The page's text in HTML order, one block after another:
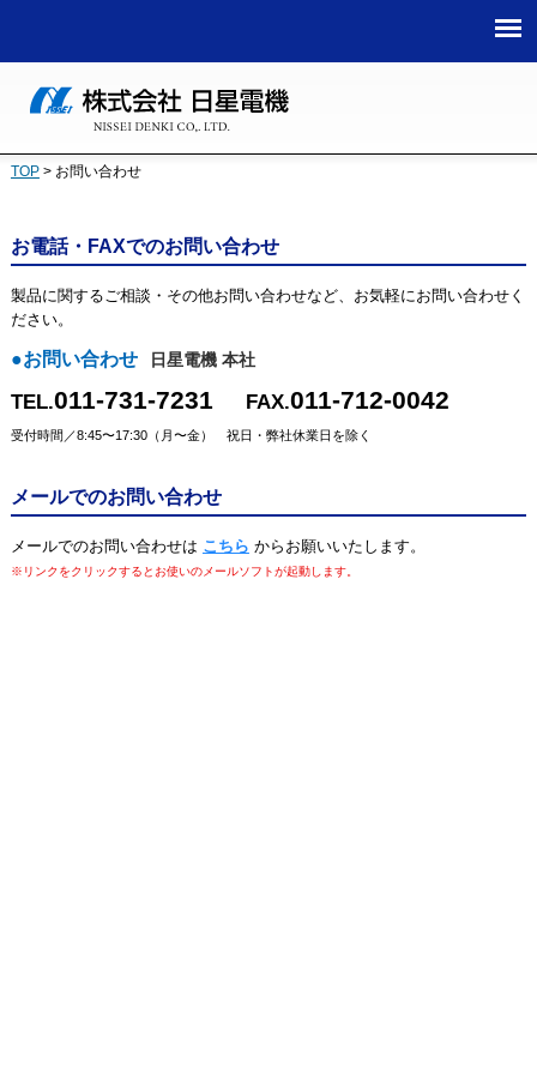
TOP> お問い合わせ
お電話・FAXでのお問い合わせ
製品に関するご相談・その他お問い合わせなど、お気軽にお問い合わせく
ださい。
●お問い合わせ 日星電機 本社
TEL.011-731-7231 FAX.011-712-0042
受付時間／8:45〜17:30（月〜金） 祝日・弊社休業日を除く
メールでのお問い合わせ
メールでのお問い合わせは こちら からお願いいたします。
※リンクをクリックするとお使いのメールソフトが起動します。